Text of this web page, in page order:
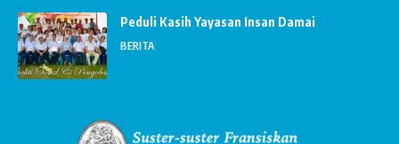
Peduli Kasih Yayasan Insan Damai
BERITA